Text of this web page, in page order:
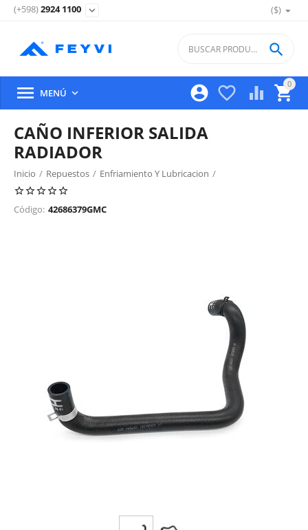
($)
(+598)2924 1100 expand_more
0

 


 MENÚ 
CAÑO INFERIOR SALIDA
RADIADOR
Inicio / Repuestos / Enfriamiento Y Lubricacion /
Caños Agua Motor
Código: 42686379GMC